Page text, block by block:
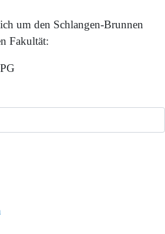
um den Schlangen-Brunnen
Fakultät: